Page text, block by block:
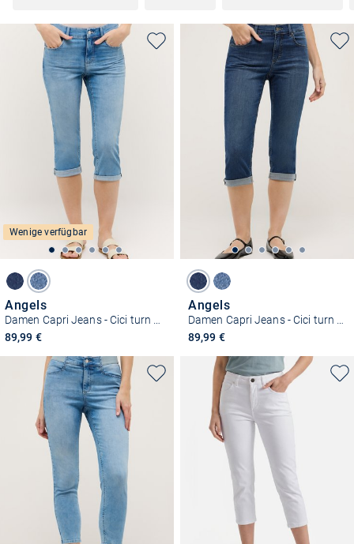
Wenige verfügbar
Angels
89,99 €
Angels
89,99 €